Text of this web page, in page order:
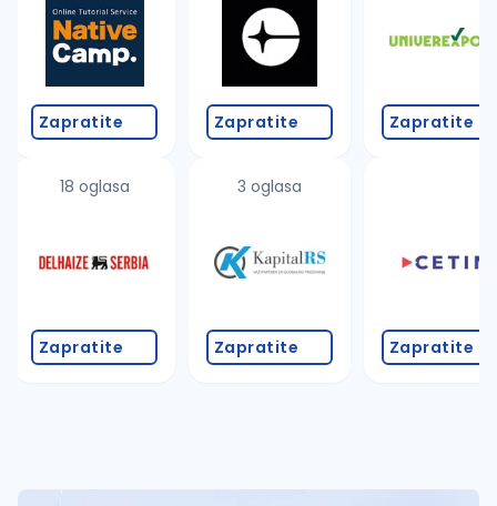
Zapratite
18 oglasa
Zapratite
Zapratite
3 oglasa
Zapratite
Zapratite
Zapratite